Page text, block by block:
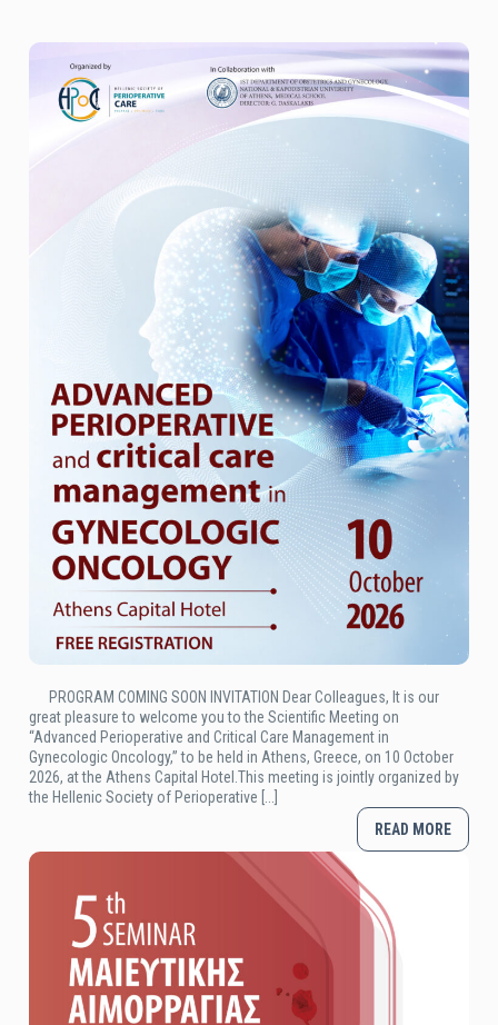
PROGRAM COMING SOON INVITATION Dear Colleagues, It is our
great pleasure to welcome you to the Scientific Meeting on
“Advanced Perioperative and Critical Care Management in
Gynecologic Oncology,” to be held in Athens, Greece, on 10 October
2026, at the Athens Capital Hotel.This meeting is jointly organized by
the Hellenic Society of Perioperative [...]
READ MORE